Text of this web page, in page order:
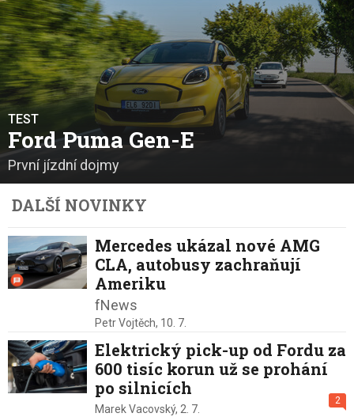
TEST
Ford Puma Gen-E
První jízdní dojmy
DALŠÍ NOVINKY
Mercedes ukázal nové AMG
CLA, autobusy zachraňují
Ameriku
fNews
Petr Vojtěch, 10. 7.
Elektrický pick-up od Fordu za
600 tisíc korun už se prohání
po silnicích
2
Marek Vacovský, 2. 7.